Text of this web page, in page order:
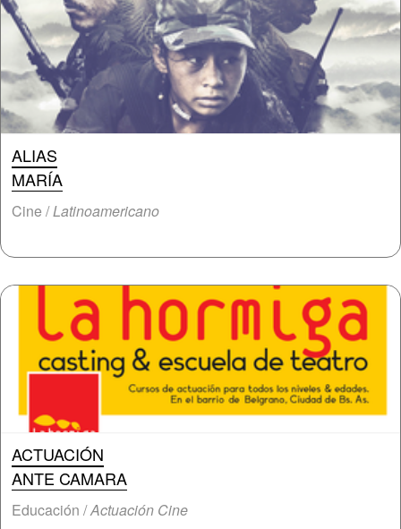
ALIAS
MARÍA
Cine /Latinoamericano
ACTUACIÓN
ANTE CAMARA
Educación /Actuación Cine